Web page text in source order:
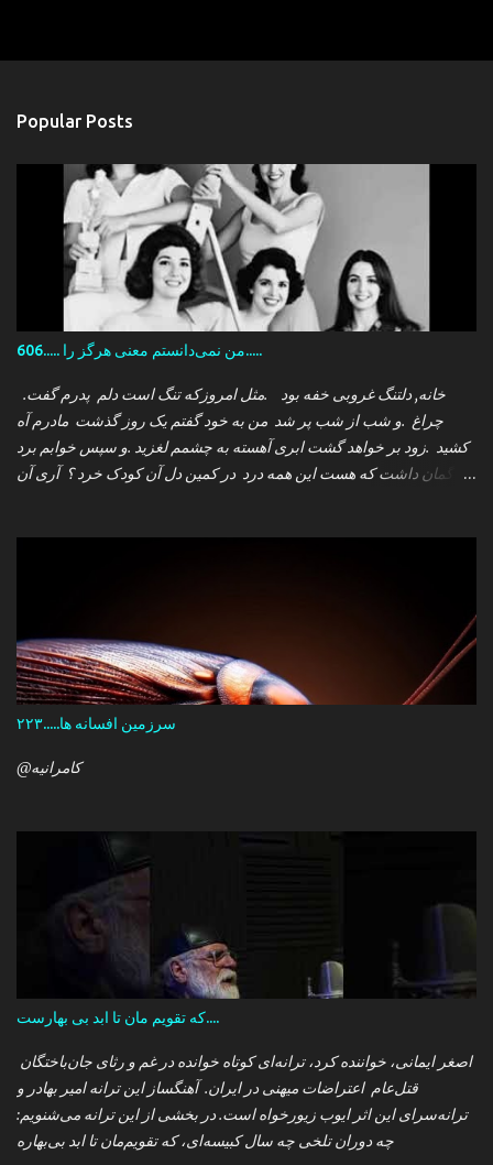
Popular Posts
606..... من نمی‌دانستم معنی هرگز را.....
.خانه, دلتنگ غروبی خفه بود .مثل امروزکه تنگ است دلم پدرم گفت
چراغ .و شب از شب پر شد من به خود گفتم یک روز گذشت مادرم آه
کشید .زود بر خواهد گشت ابری آهسته به چشمم لغزید .و سپس خوابم برد
که گمان داشت که هست این همه درد در کمین دل آن کودک خرد ؟ آری آن
سرزمین افسانه ها.....۲۲۳
@کامرانیه
که تقویم مان تا ابد بی بهارست....
قتل‌عام اعتراضات میهنی در ایران. آهنگساز این ترانه امیر بهادر و
ترانه‌سرای این اثر ایوب زیورخواه است. در بخشی از این ترانه می‌شنویم:
چه دوران تلخی چه سال کبیسه‌ای، که تقویم‌مان تا ابد بی‌بهاره